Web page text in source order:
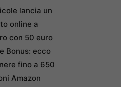
lancia un
online a
con 50 euro
Bonus: ecco
fino a 650
Amazon